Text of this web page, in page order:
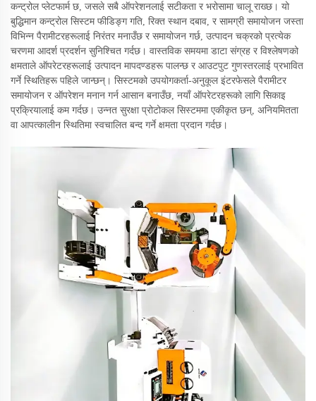
कन्ट्रोल प्लेटफार्म छ, जसले सबै ऑपरेशनलाई सटीकता र भरोसामा चालू राख्छ। यो
बुद्धिमान कन्ट्रोल सिस्टम फीडिङ्ग गति, रिक्त स्थान दबाव, र सामग्री समायोजन जस्ता
विभिन्न पैरामीटरहरूलाई निरंतर मनाउँछ र समायोजन गर्छ, उत्पादन चक्रको प्रत्येक
चरणमा आदर्श प्रदर्शन सुनिश्चित गर्दछ। वास्तविक समयमा डाटा संग्रह र विश्लेषणको
क्षमताले ऑपरेटरहरूलाई उत्पादन मापदण्डहरू पालन्छ र आउटपुट गुणस्तरलाई प्रभावित
गर्ने स्थितिहरू पहिले जान्छन्। सिस्टमको उपयोगकर्ता-अनुकूल इंटरफेसले पैरामीटर
समायोजन र ऑपरेशन मनान गर्न आसान बनाउँछ, नयाँ ऑपरेटरहरूको लागि सिकाइ
प्रक्रियालाई कम गर्दछ। उन्नत सुरक्षा प्रोटोकल सिस्टममा एकीकृत छन्, अनियमितता
वा आपत्कालीन स्थितिमा स्वचालित बन्द गर्ने क्षमता प्रदान गर्दछ।